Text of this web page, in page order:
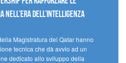
nell’era dell’intelligenza
Magistratura del Qatar hanno
tecnica che dà avvio ad un
dedicato allo sviluppo della